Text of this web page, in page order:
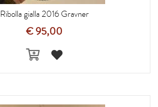
Ribolla gialla 2016 Gravner
€ 95,00